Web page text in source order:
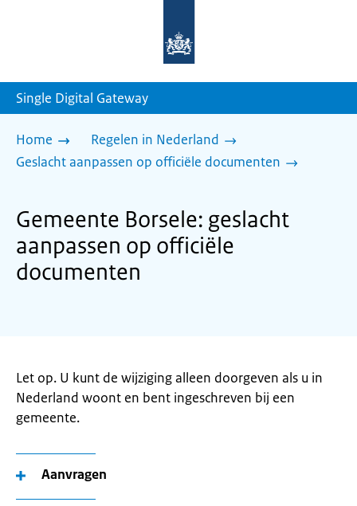
homepage
Single Digital Gateway
Home
Regelen in Nederland
Geslacht aanpassen op officiële documenten
Gemeente Borsele: geslacht
aanpassen op officiële
documenten
Let op. U kunt de wijziging alleen doorgeven als u in
Nederland woont en bent ingeschreven bij een
gemeente.
Aanvragen